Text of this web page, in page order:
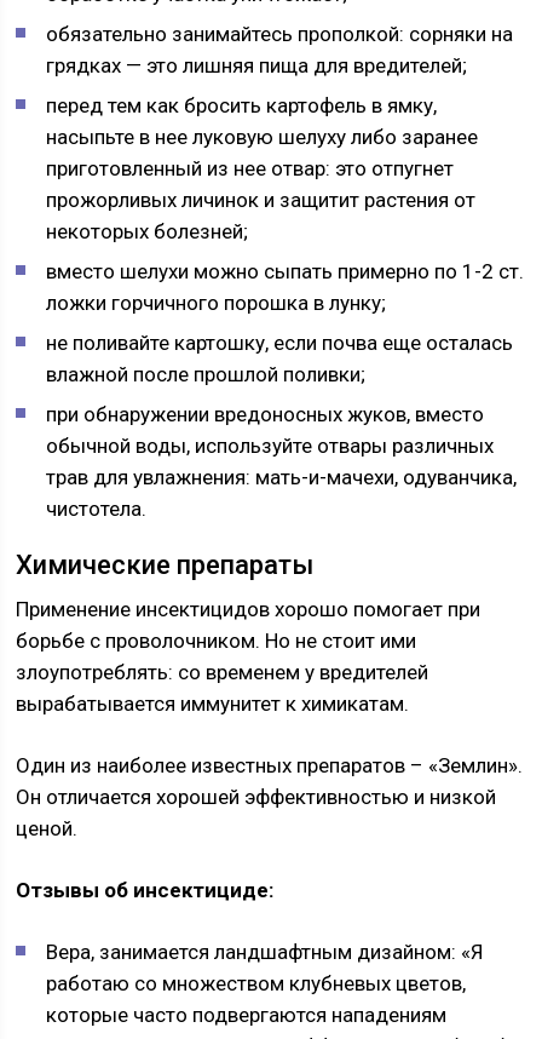
обязательно занимайтесь прополкой: сорняки на
грядках — это лишняя пища для вредителей;
перед тем как бросить картофель в ямку,
насыпьте в нее луковую шелуху либо заранее
приготовленный из нее отвар: это отпугнет
прожорливых личинок и защитит растения от
некоторых болезней;
вместо шелухи можно сыпать примерно по 1-2 ст.
ложки горчичного порошка в лунку;
не поливайте картошку, если почва еще осталась
влажной после прошлой поливки;
при обнаружении вредоносных жуков, вместо
обычной воды, используйте отвары различных
трав для увлажнения: мать-и-мачехи, одуванчика,
чистотела.
Химические препараты
Применение инсектицидов хорошо помогает при
борьбе с проволочником. Но не стоит ими
злоупотреблять: со временем у вредителей
вырабатывается иммунитет к химикатам.
Один из наиболее известных препаратов – «Землин».
Он отличается хорошей эффективностью и низкой
ценой.
Отзывы об инсектициде:
Вера, занимается ландшафтным дизайном: «Я
работаю со множеством клубневых цветов,
которые часто подвергаются нападениям